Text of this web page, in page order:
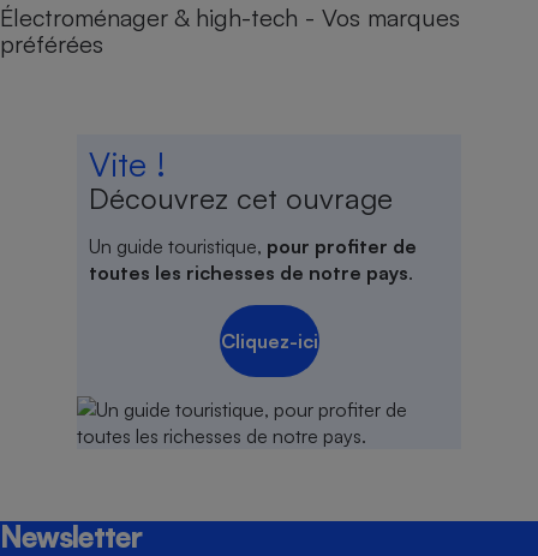
Électroménager & high-tech - Vos marques
préférées
Vite !
Découvrez cet ouvrage
Un guide touristique, pour profiter de
toutes les richesses de notre pays.
Cliquez-ici
Newsletter